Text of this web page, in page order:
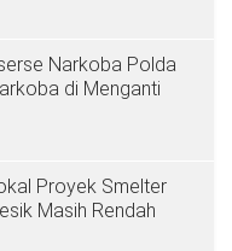
Narkoba Polda
di Menganti
Proyek Smelter
Masih Rendah